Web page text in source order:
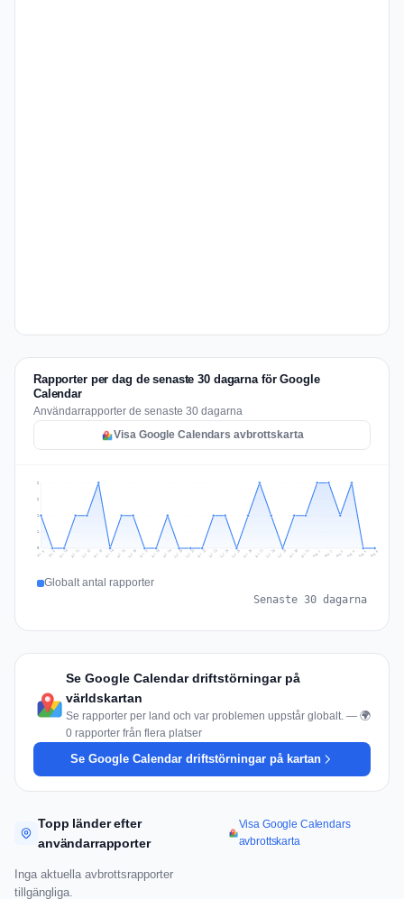
Rapporter per dag de senaste 30 dagarna för Google
Calendar
Användarrapporter de senaste 30 dagarna
Visa Google Calendars avbrottskarta
1
1
2
2
Jul 8 Jul 9 Jul 10 Jul 11 Jul 12 Jul 13 Jul 14 Jul 15 Jul 16 Jul 17 Jul 18 Jul 19 Jul 20 Jul 21 Jul 22 Jul 23 Jul 24 Jul 25 Jul 26 Jul 27 Jul 28 Jul 29 Jul 30 Jul 31 Aug 1 Aug 2 Aug 3 Aug 4 Aug 5 Aug 6
Globalt antal rapporter
Senaste 30 dagarna
Se Google Calendar driftstörningar på
världskartan
Se rapporter per land och var problemen uppstår globalt. — 🌍
0 rapporter från flera platser
Se Google Calendar driftstörningar på kartan
Topp länder efter
användarrapporter
Visa Google Calendars
avbrottskarta
Inga aktuella avbrottsrapporter
tillgängliga.